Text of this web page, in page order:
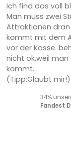
Ich find das voll
Man muss zwei
Attraktionen dran
kommt mit dem
vor der Kasse.
nicht ok,weil
kommt.
(Tipp:Glaubt mir!)
34%
Fandest